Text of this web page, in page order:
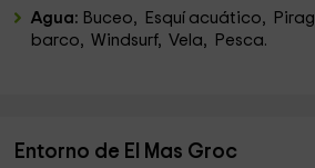
Agua: Buceo, Esquí acuático,
barco, Windsurf, Vela, Pesca.
Entorno de El Mas Groc